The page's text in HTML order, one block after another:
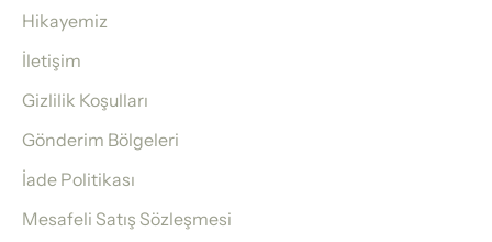
Hikayemiz
İletişim
Gizlilik Koşulları
Gönderim Bölgeleri
İade Politikası
Mesafeli Satış Sözleşmesi